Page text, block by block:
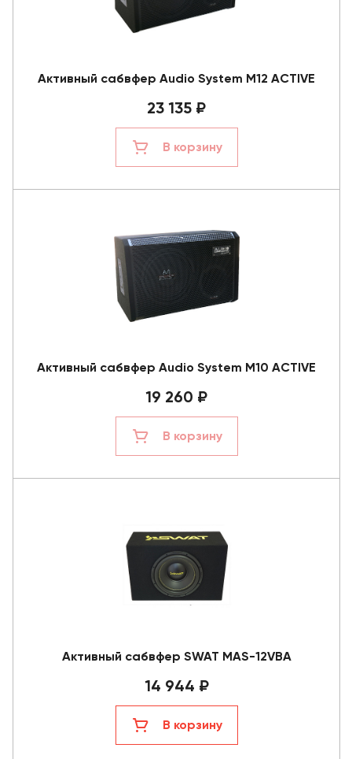
Активный сабвфер Audio System M12 ACTIVE
23 135 ₽
В корзину
Активный сабвфер Audio System M10 ACTIVE
19 260 ₽
В корзину
Активный сабвфер SWAT MAS-12VBA
14 944 ₽
В корзину